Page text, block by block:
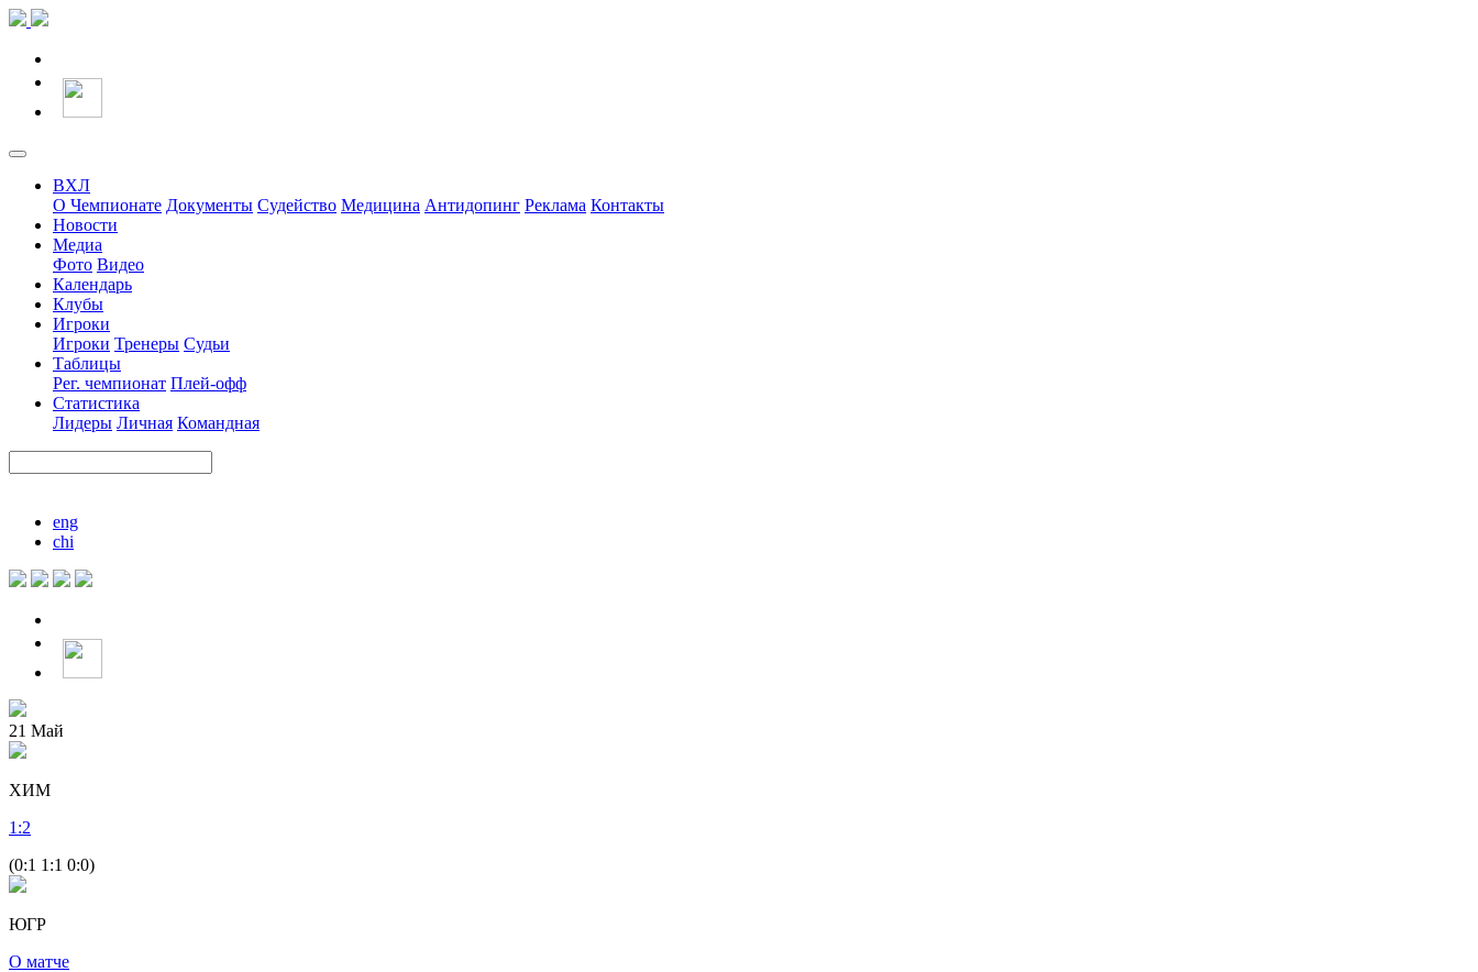
ВХЛ
О Чемпионате Документы Судейство Медицина Антидопинг Реклама Контакты
Новости
Медиа
Фото Видео
Календарь
Клубы
Игроки
Игроки Тренеры Судьи
Таблицы
Рег. чемпионат Плей-офф
Статистика
Лидеры Личная Командная
eng
chi
21 Май
ХИМ
1 :2
(0:1 1:1 0:0)
ЮГР
О матче